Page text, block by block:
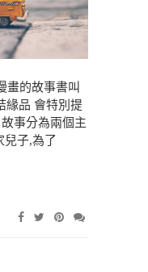
畫的故事書叫
緣品 會特別提
事分為兩個主
兒子,為了